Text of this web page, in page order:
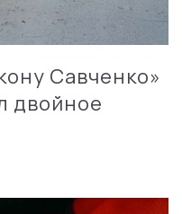
Савченко»
двойное